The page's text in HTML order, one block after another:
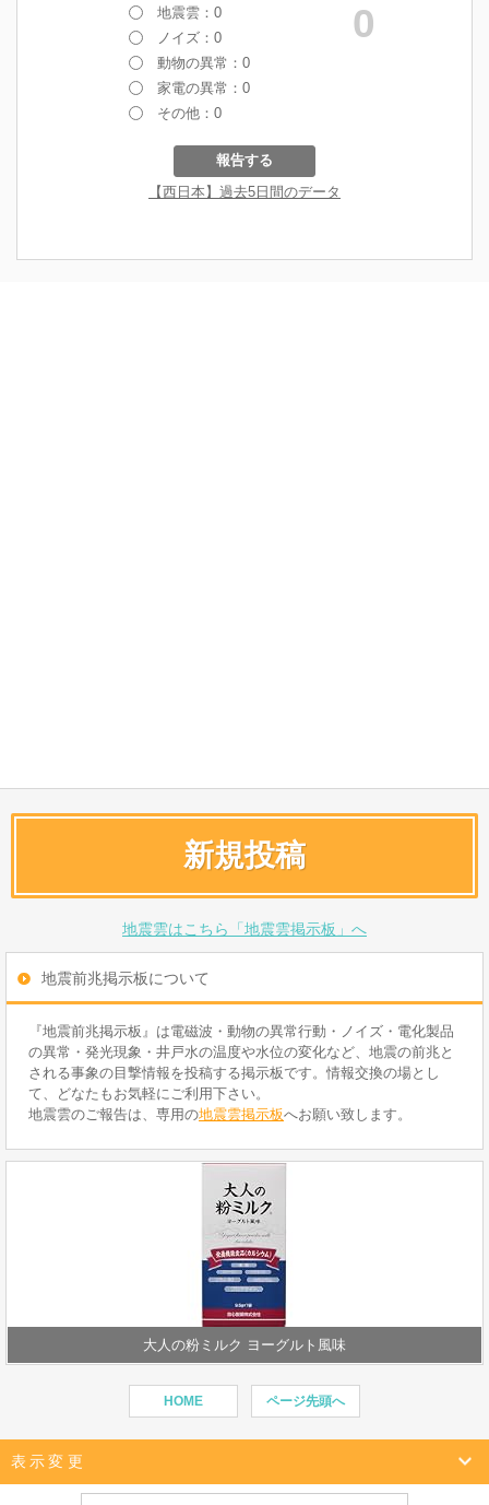
新規投稿
地震雲はこちら「地震雲掲示板」へ
地震前兆掲示板について
『地震前兆掲示板』は電磁波・動物の異常行動・ノイズ・電化製品
の異常・発光現象・井戸水の温度や水位の変化など、地震の前兆と
される事象の目撃情報を投稿する掲示板です。情報交換の場とし
て、どなたもお気軽にご利用下さい。
地震雲のご報告は、専用の地震雲掲示板へお願い致します。
大人の粉ミルク ヨーグルト風味
HOME ページ先頭へ
表示変更